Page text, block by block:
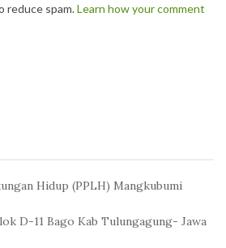
reduce spam.Learn how your comment
Hidup (PPLH) Mangkubumi
D-11 Bago Kab Tulungagung- Jawa